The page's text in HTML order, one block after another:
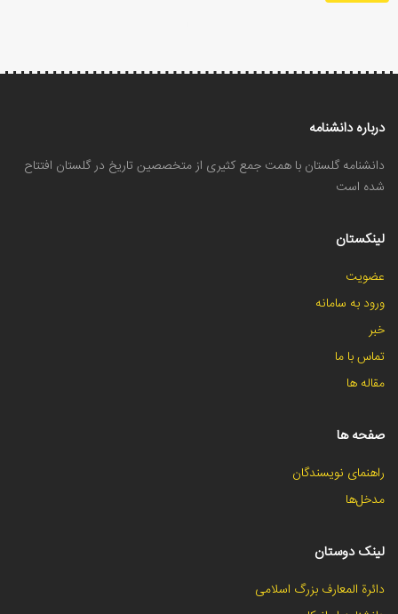
درباره دانشنامه
دانشنامه گلستان با همت جمع کثیری از متخصصین تاریخ در گلستان افتتاح
شده است
لینکستان
عضویت
ورود به سامانه
خبر
تماس با ما
مقاله ها
صفحه ها
راهنمای نویسندگان
مدخل‌ها
لینک دوستان
دائرة المعارف بزرگ اسلامی